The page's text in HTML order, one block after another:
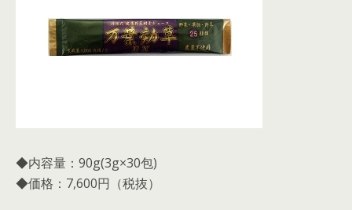
◆内容量：90g(3g×30包)
◆価格：7,600円（税抜）